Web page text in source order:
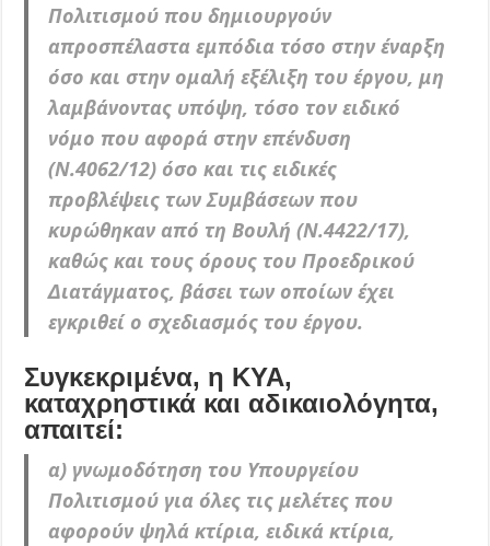
Πολιτισμού που δημιουργούν
απροσπέλαστα εμπόδια τόσο στην έναρξη
όσο και στην ομαλή εξέλιξη του έργου, μη
λαμβάνοντας υπόψη, τόσο τον ειδικό
νόμο που αφορά στην επένδυση
(Ν.4062/12) όσο και τις ειδικές
προβλέψεις των Συμβάσεων που
κυρώθηκαν από τη Βουλή (Ν.4422/17),
καθώς και τους όρους του Προεδρικού
Διατάγματος, βάσει των οποίων έχει
εγκριθεί ο σχεδιασμός του έργου.
Συγκεκριμένα, η ΚΥΑ,
καταχρηστικά και αδικαιολόγητα,
απαιτεί:
α) γνωμοδότηση του Υπουργείου
Πολιτισμού για όλες τις μελέτες που
αφορούν ψηλά κτίρια, ειδικά κτίρια,